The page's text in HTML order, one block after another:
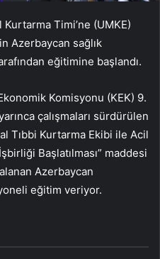
Timi’ne (UMKE)
Azerbaycan sağlık
eğitimine başlandı.
Komisyonu (KEK) 9.
çalışmaları sürdürülen
Tıbbi Kurtarma Ekibi ile Acil
Başlatılması” maddesi
Azerbaycan
eğitim veriyor.